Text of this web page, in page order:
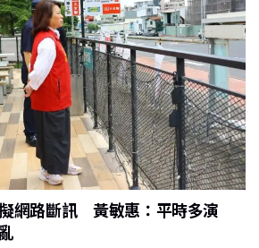
網路斷訊 黃敏惠：平時多演